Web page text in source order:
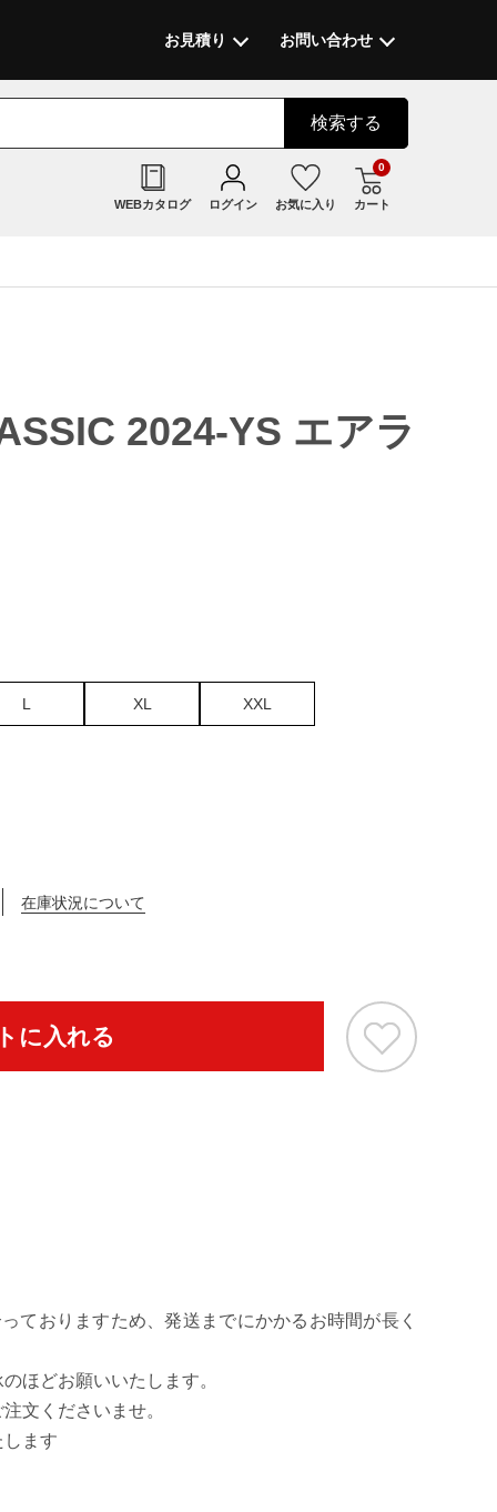
お見積り お問い合わせ
検索する
WEBカタログ ログイン お気に入り カート
0
[ネイビー/フ
2024-YS エアラ
L XL XXL
在庫状況について
に入れる
ておりますため、発送までにかかるお時間が長く
ほどお願いいたします。
文くださいませ。
ます